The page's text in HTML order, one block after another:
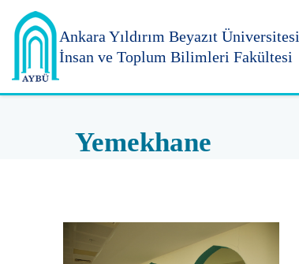
Ankara Yıldırım Beyazıt Üniversitesi
İnsan ve Toplum Bilimleri Fakültesi
Yemekhane